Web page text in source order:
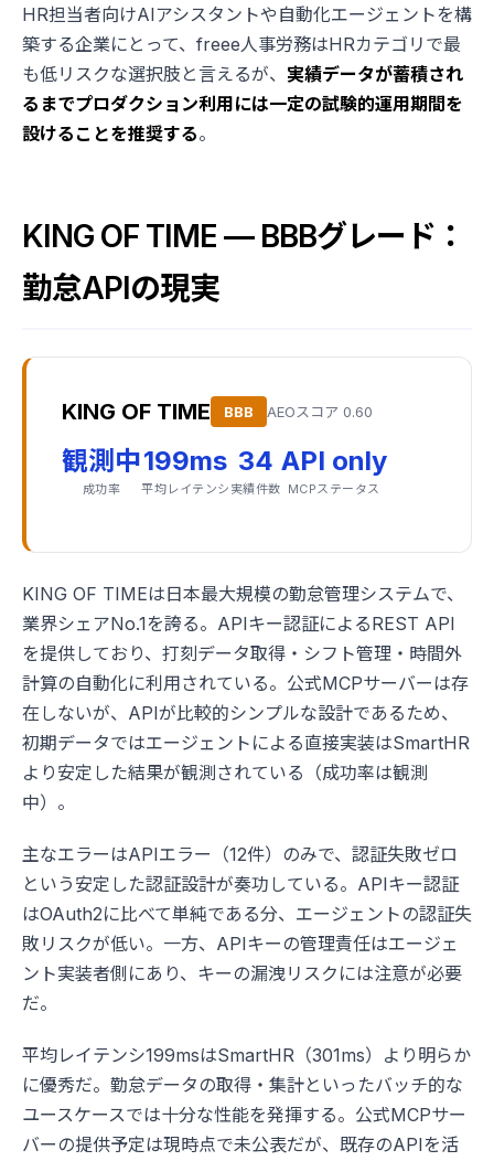
HR担当者向けAIアシスタントや自動化エージェントを構
築する企業にとって、freee人事労務はHRカテゴリで最
も低リスクな選択肢と言えるが、 実績データが蓄積され
るまでプロダクション利用には一定の試験的運用期間を
設けることを推奨する。
KING OF TIME — BBBグレード：
勤怠APIの現実
KING OF TIME BBB AEOスコア 0.60
観測中
成功率
199ms
平均レイテンシ
34
実績件数
API only
MCPステータス
KING OF TIMEは日本最大規模の勤怠管理システムで、
業界シェアNo.1を誇る。APIキー認証によるREST API
を提供しており、打刻データ取得・シフト管理・時間外
計算の自動化に利用されている。公式MCPサーバーは存
在しないが、APIが比較的シンプルな設計であるため、
初期データではエージェントによる直接実装はSmartHR
より安定した結果が観測されている（成功率は観測
中）。
主なエラーはAPIエラー（12件）のみで、認証失敗ゼロ
という安定した認証設計が奏功している。APIキー認証
はOAuth2に比べて単純である分、エージェントの認証失
敗リスクが低い。一方、APIキーの管理責任はエージェ
ント実装者側にあり、キーの漏洩リスクには注意が必要
だ。
平均レイテンシ199msはSmartHR（301ms）より明らか
に優秀だ。勤怠データの取得・集計といったバッチ的な
ユースケースでは十分な性能を発揮する。公式MCPサー
バーの提供予定は現時点で未公表だが、既存のAPIを活